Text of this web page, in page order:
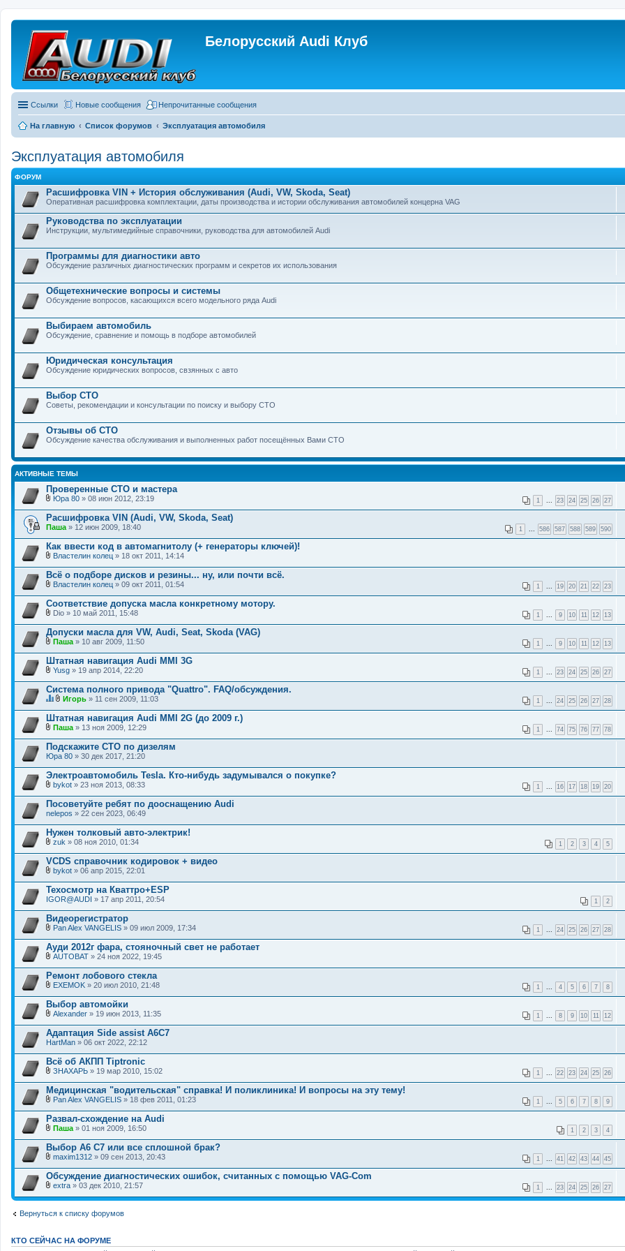
Белорусский Audi Клуб
Ссылки Новые сообщения Непрочитанные сообщения
На главную Список форумов Эксплуатация автомобиля
Эксплуатация автомобиля
ФОРУМ
Расшифровка VIN + История обслуживания (Audi, VW, Skoda, Seat)
Оперативная расшифровка комплектации, даты производства и истории обслуживания автомобилей концерна VAG
Руководства по эксплуатации
Инструкции, мультимедийные справочники, руководства для автомобилей Audi
Программы для диагностики авто
Обсуждение различных диагностических программ и секретов их использования
Общетехнические вопросы и системы
Обсуждение вопросов, касающихся всего модельного ряда Audi
Выбираем автомобиль
Обсуждение, сравнение и помощь в подборе автомобилей
Юридическая консультация
Обсуждение юридических вопросов, свзянных с авто
Выбор СТО
Советы, рекомендации и консультации по поиску и выбору СТО
Отзывы об СТО
Обсуждение качества обслуживания и выполненных работ посещённых Вами СТО
АКТИВНЫЕ ТЕМЫ
Проверенные СТО и мастера
1 ... 23 24 25 26 27
л
о
ж
е
н
и
Юра 80 » 08 июн 2012, 23:19
Расшифровка VIN (Audi, VW, Skoda, Seat)
1 ... 586 587 588 589 590
Паша » 12 июн 2009, 18:40
Как ввести код в автомагнитолу (+ генераторы ключей)!
л
о
ж
е
н
и
Властелин колец » 18 окт 2011, 14:14
Всё о подборе дисков и резины... ну, или почти всё.
1 ... 19 20 21 22 23
л
о
ж
е
н
и
Властелин колец » 09 окт 2011, 01:54
Соответствие допуска масла конкретному мотору.
1 ... 9 10 11 12 13
л
о
ж
е
н
и
Dio » 10 май 2011, 15:48
Допуски масла для VW, Audi, Seat, Skoda (VAG)
1 ... 9 10 11 12 13
л
о
ж
е
н
и
Паша » 10 авг 2009, 11:50
Штатная навигация Audi MMI 3G
1 ... 23 24 25 26 27
л
о
ж
е
н
и
Yusg » 19 апр 2014, 22:20
Система полного привода "Quattro". FAQ/обсуждения.
1 ... 24 25 26 27 28
а
н
н
а
я
т
м
а
с
о
д
е
р
ж
и
о
п
р
о
с
.
о
ж
е
н
и
Игорь » 11 сен 2009, 11:03
Штатная навигация Audi MMI 2G (до 2009 г.)
1 ... 74 75 76 77 78
л
о
ж
е
н
и
Паша » 13 ноя 2009, 12:29
Подскажите СТО по дизелям
Юра 80 » 30 дек 2017, 21:20
Электроавтомобиль Tesla. Кто-нибудь задумывался о покупке?
1 ... 16 17 18 19 20
л
о
ж
е
н
и
bykot » 23 ноя 2013, 08:33
Посоветуйте ребят по дооснащению Audi
nelepos » 22 сен 2023, 06:49
Нужен толковый авто-электрик!
1 2 3 4 5
л
о
ж
е
н
и
zuk » 08 ноя 2010, 01:34
VCDS справочник кодировок + видео
л
о
ж
е
н
и
bykot » 06 апр 2015, 22:01
Техосмотр на Кваттро+ESP
1 2
IGOR@AUDI » 17 апр 2011, 20:54
Видеорегистратор
1 ... 24 25 26 27 28
о
ж
е
н
и
Pan Alex VANGELIS » 09 июл 2009, 17:34
Ауди 2012г фара, стояночный свет не работает
л
о
ж
е
н
и
AUTOBAT » 24 ноя 2022, 19:45
Ремонт лобового стекла
1 ... 4 5 6 7 8
л
о
ж
е
н
и
EXEMOK » 20 июл 2010, 21:48
Выбор автомойки
1 ... 8 9 10 11 12
л
о
ж
е
н
и
Alexander » 19 июн 2013, 11:35
Адаптация Side assist A6C7
HartMan » 06 окт 2022, 22:12
Всё об АКПП Tiptronic
1 ... 22 23 24 25 26
л
о
ж
е
н
и
ЗНАХАРЬ » 19 мар 2010, 15:02
Медицинская "водительская" справка! И поликлиника! И вопросы на эту тему!
1 ... 5 6 7 8 9
л
о
ж
е
н
и
Pan Alex VANGELIS » 18 фев 2011, 01:23
Развал-схождение на Audi
1 2 3 4
л
о
ж
е
н
и
Паша » 01 ноя 2009, 16:50
Выбор A6 C7 или все сплошной брак?
1 ... 41 42 43 44 45
л
о
ж
е
и
maxim1312 » 09 сен 2013, 20:43
Обсуждение диагностических ошибок, считанных с помощью VAG-Com
1 ... 23 24 25 26 27
л
ж
и
extra » 03 дек 2010, 21:57
Вернуться к списку форумов
КТО СЕЙЧАС НА ФОРУМЕ